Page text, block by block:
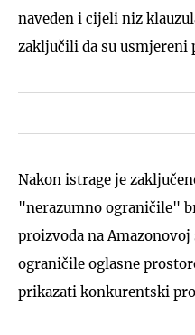
naveden i cijeli niz
zaključili da su
Nakon istrage je
"nerazumno ograničile"
proizvoda na
ograničile oglasne
prikazati konkurentski